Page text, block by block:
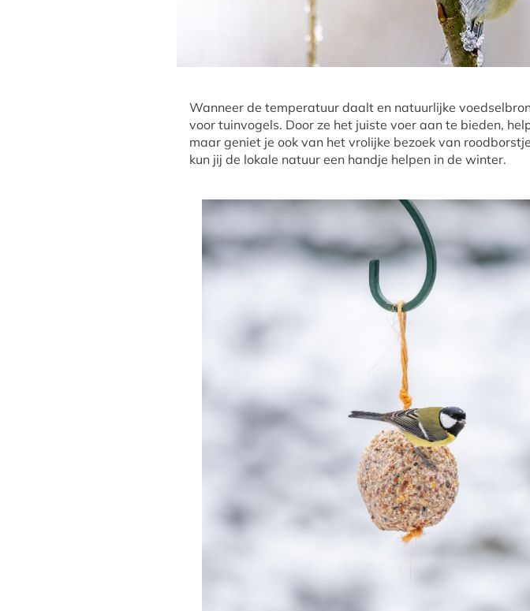
Wanneer de temperatuur daalt en natuurlijke
voor tuinvogels. Door ze het juiste voer aan te bieden,
maar geniet je ook van het vrolijke bezoek van
kun jij de lokale natuur een handje helpen in de winter.